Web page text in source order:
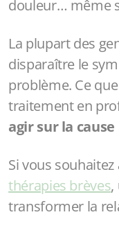
douleur… même
La plupart des
disparaître le
problème. Ce
traitement en
agir sur la
Si vous
thérapies brèves,
transformer la